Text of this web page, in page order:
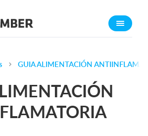
SportMember
GUIA ALIMENTACIÓN